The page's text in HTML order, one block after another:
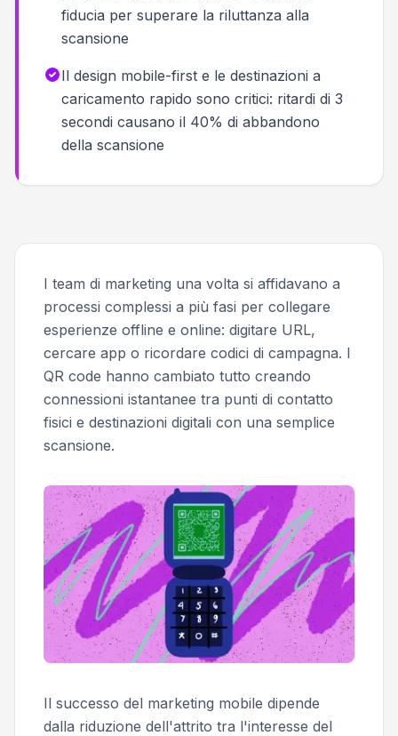
fiducia per superare la riluttanza alla
scansione
Il design mobile-first e le destinazioni a
caricamento rapido sono critici: ritardi di 3
secondi causano il 40% di abbandono
della scansione
I team di marketing una volta si affidavano a
processi complessi a più fasi per collegare
esperienze offline e online: digitare URL,
cercare app o ricordare codici di campagna. I
QR code hanno cambiato tutto creando
connessioni istantanee tra punti di contatto
fisici e destinazioni digitali con una semplice
scansione.
Il successo del marketing mobile dipende
dalla riduzione dell'attrito tra l'interesse del